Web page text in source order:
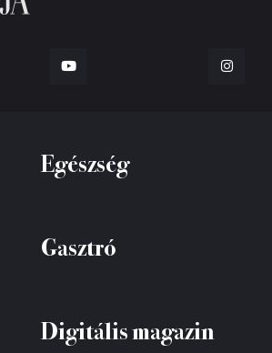
Egészség
Gasztró
Digitális magazin